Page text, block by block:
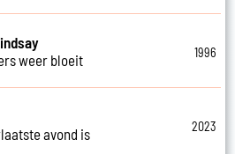
weer bloeit
1996
avond is
2023